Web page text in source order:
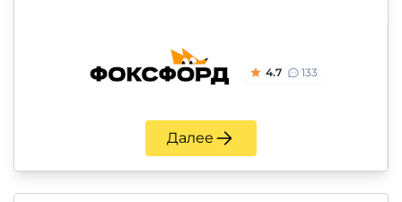
4.7 133
Далее